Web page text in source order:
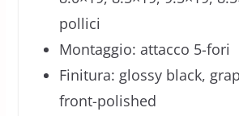
pollici
Montaggio: attacco 5-fori
Finitura: glossy black,
front-polished